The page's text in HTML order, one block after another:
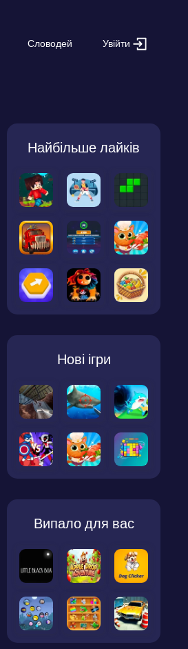
Словодей Увійти
Найбільше лайків
Нові ігри
Випало для вас